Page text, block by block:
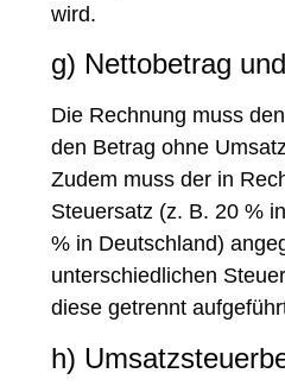
wird.
g) Nettobetrag
Die Rechnung muss
den Betrag ohne
Zudem muss der in
Steuersatz (z. B. 20 %
% in Deutschland)
unterschiedlichen
diese getrennt
h)